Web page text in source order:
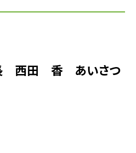
西田 香 あいさつ